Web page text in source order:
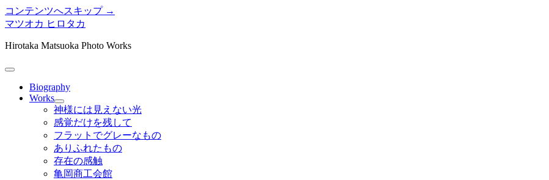
コンテンツへスキップ →
マツオカ ヒロタカ
Hirotaka Matsuoka Photo Works
メ
Biography
Works
メ
ニ
ュ
ー
を
開
く
神様には見えない光
感覚だけを残して
フラットでグレーなもの
ありふれたもの
存在の感触
亀岡商工会館